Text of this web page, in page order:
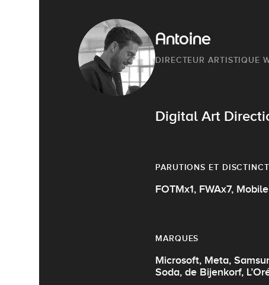
Antoine
DIRECTEUR ARTISTIQUE
Digital Art
PARUTIONS ET
FOTMx1, FWAx7,
MARQUES
Microsoft, Meta,
Soda, de Bijenkorf,